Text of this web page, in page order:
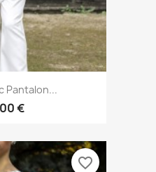
Pantalon...
€
favorite_border